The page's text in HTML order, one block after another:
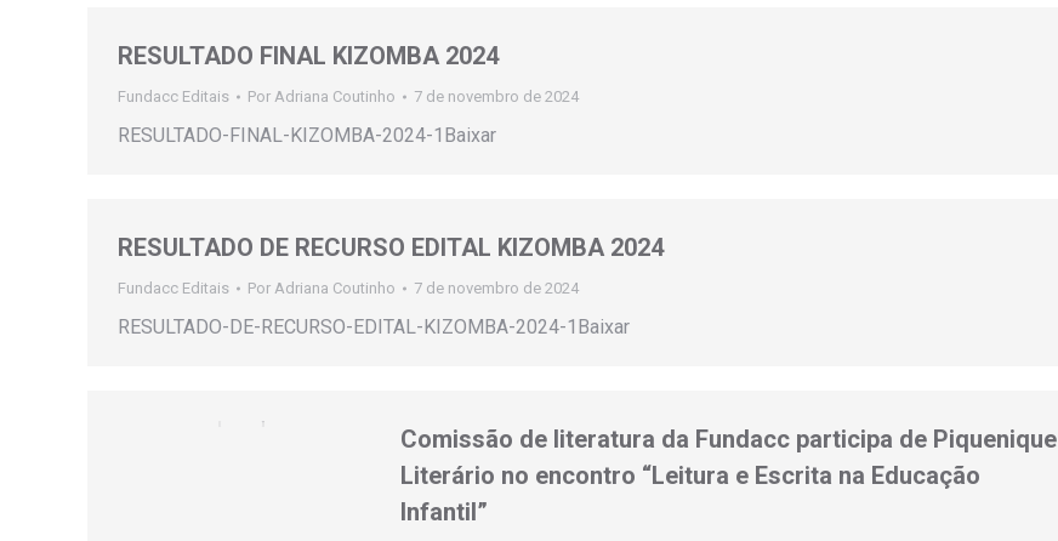
RESULTADO FINAL KIZOMBA 2024
Fundacc Editais Por Adriana Coutinho 7 de novembro de 2024
RESULTADO-FINAL-KIZOMBA-2024-1Baixar
RESULTADO DE RECURSO EDITAL KIZOMBA 2024
Fundacc Editais Por Adriana Coutinho 7 de novembro de 2024
RESULTADO-DE-RECURSO-EDITAL-KIZOMBA-2024-1Baixar
Comissão de literatura da Fundacc participa de Piquenique
Literário no encontro “Leitura e Escrita na Educação
Infantil”